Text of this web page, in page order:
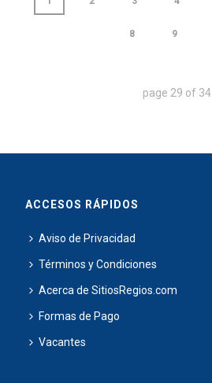
8 9
page 29 of 34
ACCESOS RÁPIDOS
Aviso de Privacidad
Términos y Condiciones
Acerca de SitiosRegios.com
Formas de Pago
Vacantes